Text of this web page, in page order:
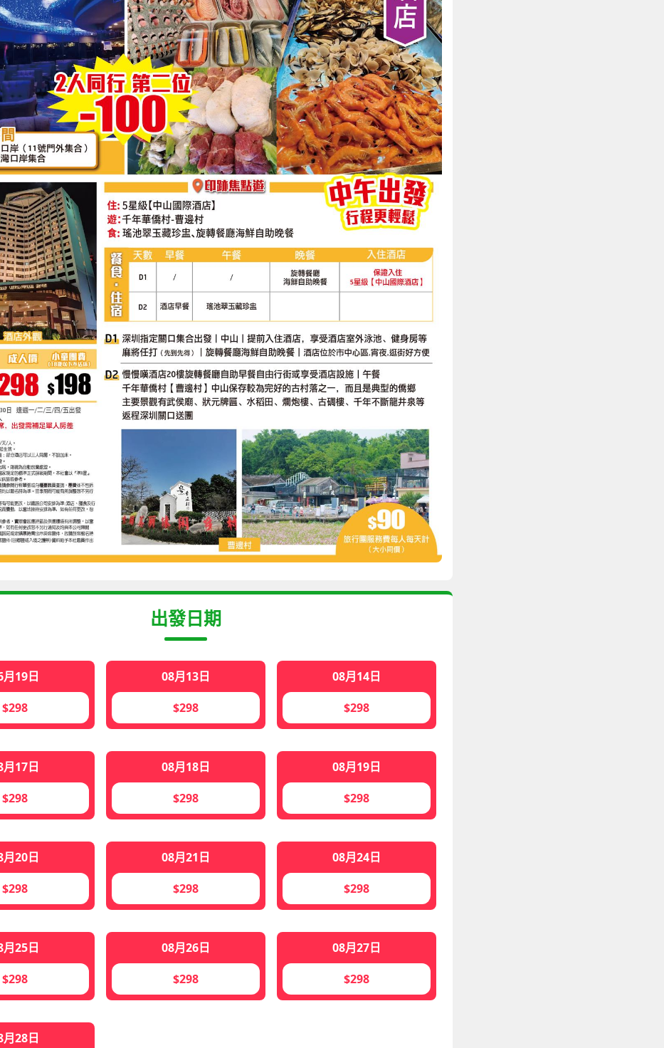
出發日期
月19日
$298
08月13日
$298
08月14日
$298
月17日
$298
08月18日
$298
08月19日
$298
月20日
$298
08月21日
$298
08月24日
$298
月25日
$298
08月26日
$298
08月27日
$298
月28日